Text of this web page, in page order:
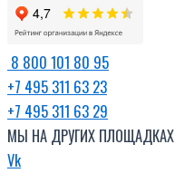
8 800 101 80 95
+7 495 311 63 23
+7 495 311 63 29
МЫ НА ДРУГИХ ПЛОЩАДКАХ
Vk